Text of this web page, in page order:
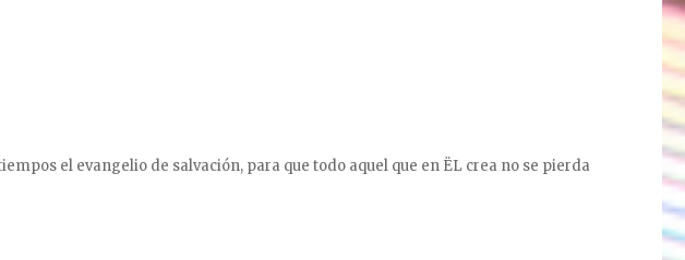
el evangelio de salvación, para que todo aquel que en ËL crea no se pierda